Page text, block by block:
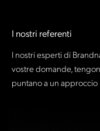
I nostri referenti
I nostri esperti di
vostre domande,
puntano a un